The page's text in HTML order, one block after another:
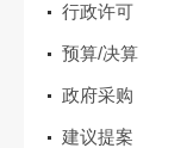
行政许可
预算/决算
政府采购
建议提案